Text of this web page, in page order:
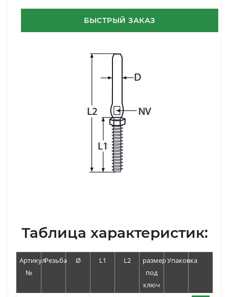
БЫСТРЫЙ ЗАКАЗ
Таблица характеристик:
Артикул
№
Резьба Ø L1 L2
размер
под
ключ
Упаковка